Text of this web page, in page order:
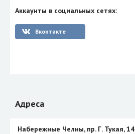
Аккаунты в социальных сетях:
Вконтакте
Адреса
Набережные Челны, пр. Г. Тукая, 14